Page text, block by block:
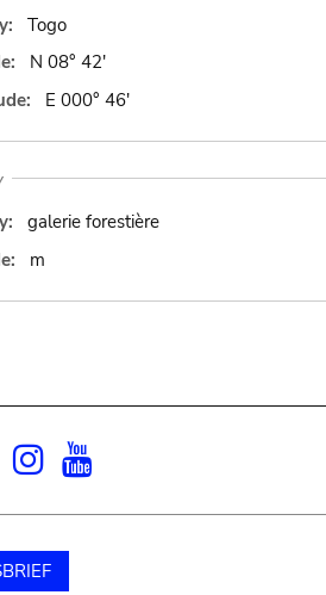
Togo
N 08° 42'
E 000° 46'
galerie forestière
m
Facebook
Instagram